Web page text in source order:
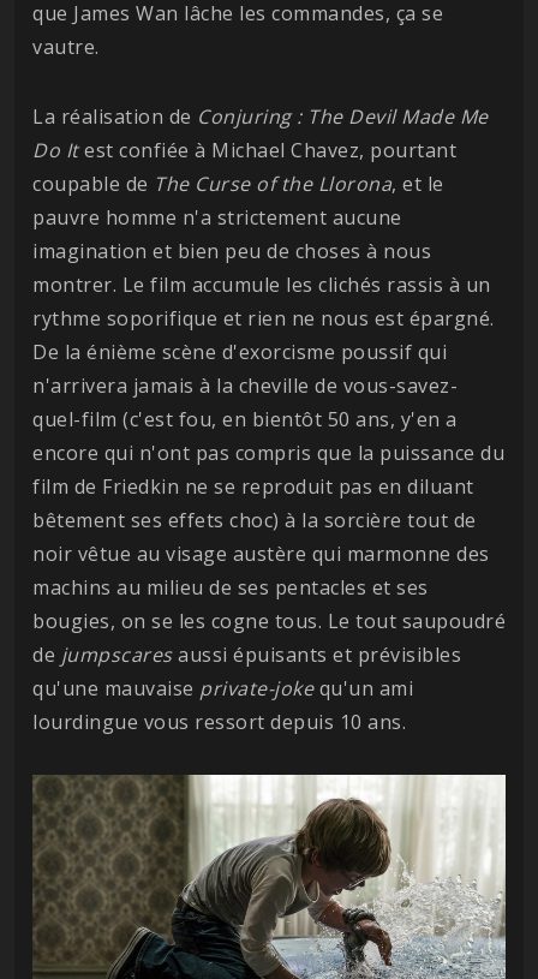
que James Wan lâche les commandes, ça se
vautre.
La réalisation de Conjuring : The Devil Made Me
Do Itest confiée à Michael Chavez, pourtant
coupable de The Curse of the Llorona, et le
pauvre homme n'a strictement aucune
imagination et bien peu de choses à nous
montrer. Le film accumule les clichés rassis à un
rythme soporifique et rien ne nous est épargné.
De la énième scène d'exorcisme poussif qui
n'arrivera jamais à la cheville de vous-savez-
quel-film (c'est fou, en bientôt 50 ans, y'en a
encore qui n'ont pas compris que la puissance du
film de Friedkin ne se reproduit pas en diluant
bêtement ses effets choc) à la sorcière tout de
noir vêtue au visage austère qui marmonne des
machins au milieu de ses pentacles et ses
bougies, on se les cogne tous. Le tout saupoudré
de jumpscaresaussi épuisants et prévisibles
qu'une mauvaise private-jokequ'un ami
lourdingue vous ressort depuis 10 ans.